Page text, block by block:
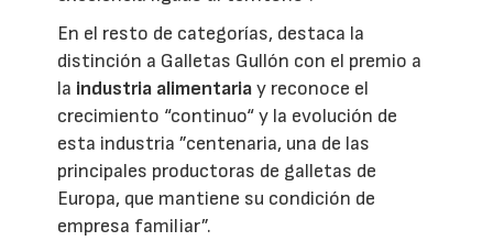
En el resto de categorías, destaca la
distinción a Galletas Gullón con el premio a
la industria alimentariay reconoce el
crecimiento “continuo“ y la evolución de
esta industria ”centenaria, una de las
principales productoras de galletas de
Europa, que mantiene su condición de
empresa familiar”.